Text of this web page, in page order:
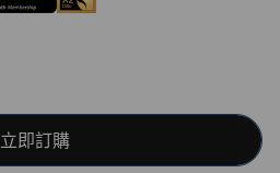
立即訂購